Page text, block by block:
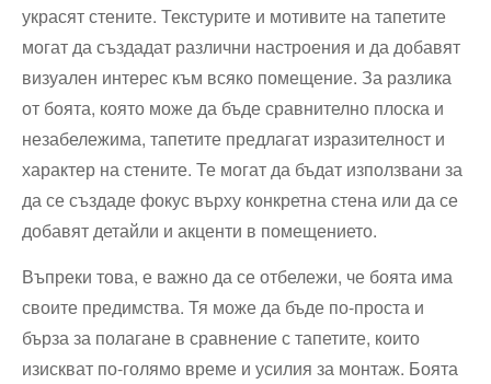
украсят стените. Текстурите и мотивите на тапетите
могат да създадат различни настроения и да добавят
визуален интерес към всяко помещение. За разлика
от боята, която може да бъде сравнително плоска и
незабележима, тапетите предлагат изразителност и
характер на стените. Те могат да бъдат използвани за
да се създаде фокус върху конкретна стена или да се
добавят детайли и акценти в помещението.
Въпреки това, е важно да се отбележи, че боята има
своите предимства. Тя може да бъде по-проста и
бърза за полагане в сравнение с тапетите, които
изискват по-голямо време и усилия за монтаж. Боята